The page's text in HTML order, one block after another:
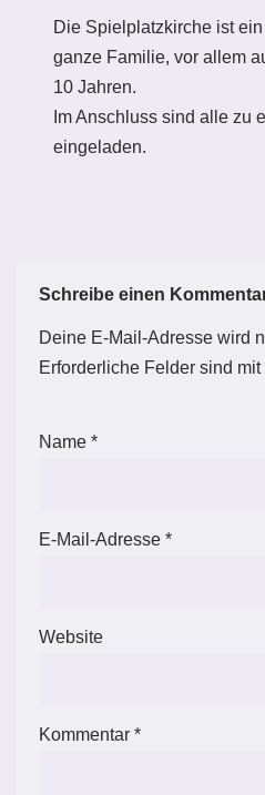
Die Spielplatzkirche ist
ganze Familie, vor allem
10 Jahren.
Im Anschluss sind alle zu
eingeladen.
Schreibe einen
Deine E-Mail-Adresse wird
Erforderliche Felder sind mit
Name *
E-Mail-Adresse *
Website
Kommentar *